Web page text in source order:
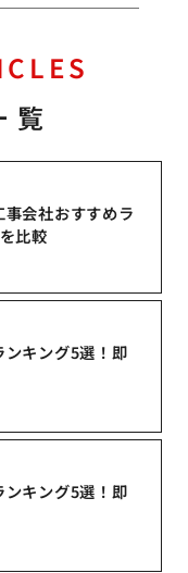
覧
会社おすすめラ
比較
キング5選！即
キング5選！即